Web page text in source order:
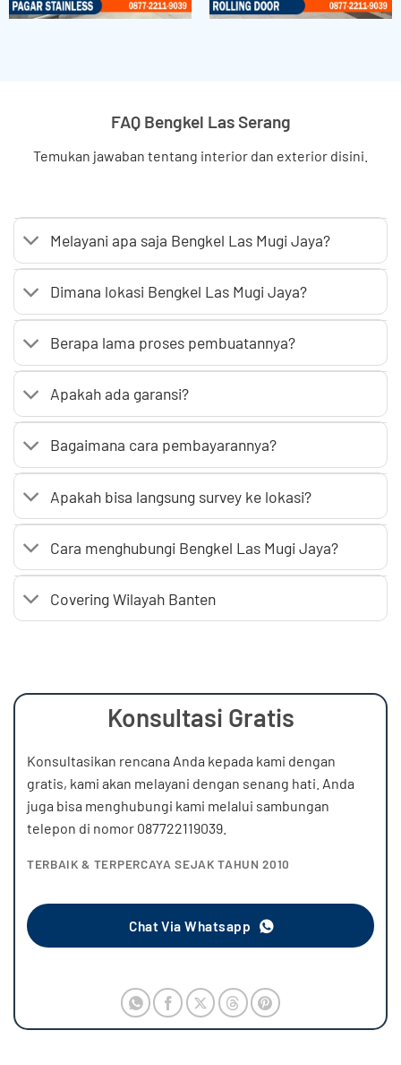
FAQ Bengkel Las Serang
Temukan jawaban tentang interior dan exterior disini.
Melayani apa saja Bengkel Las Mugi Jaya?
Dimana lokasi Bengkel Las Mugi Jaya?
Berapa lama proses pembuatannya?
Apakah ada garansi?
Bagaimana cara pembayarannya?
Apakah bisa langsung survey ke lokasi?
Cara menghubungi Bengkel Las Mugi Jaya?
Covering Wilayah Banten
Konsultasi Gratis
Konsultasikan rencana Anda kepada kami dengan
gratis, kami akan melayani dengan senang hati. Anda
juga bisa menghubungi kami melalui sambungan
telepon di nomor 087722119039.
TERBAIK & TERPERCAYA SEJAK TAHUN 2010
Chat Via Whatsapp